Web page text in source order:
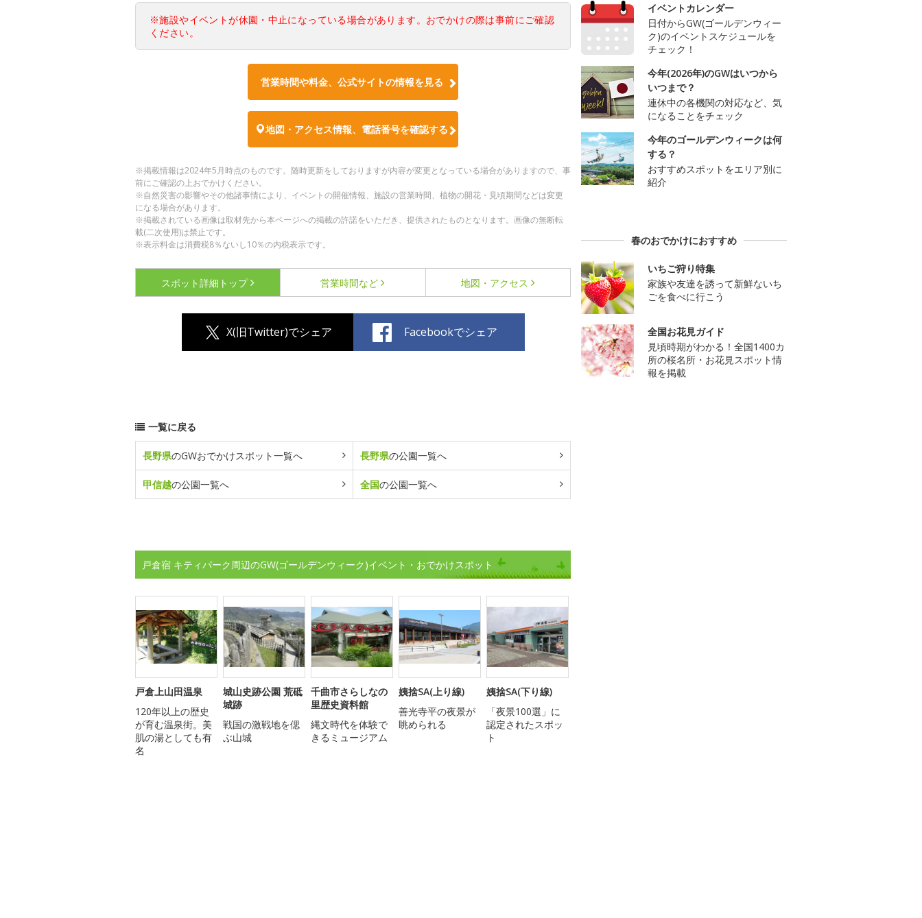
※施設やイベントが休園・中止になっている場合があります。おでかけの際は事前にご確認
ください。
営業時間や料金、公式サイトの情報を見る
地図・アクセス情報、電話番号を確認する
※掲載情報は2024年5月時点のものです。随時更新をしておりますが内容が変更となっている場合がありますので、事
前にご確認の上おでかけください。
※自然災害の影響やその他諸事情により、イベントの開催情報、施設の営業時間、植物の開花・見頃期間などは変更
になる場合があります。
※掲載されている画像は取材先から本ページへの掲載の許諾をいただき、提供されたものとなります。画像の無断転
載(二次使用)は禁止です。
※表示料金は消費税8％ないし10％の内税表示です。
スポット詳細 トップ 営業時間など 地図・アクセス
X(旧Twitter)でシェア Facebookでシェア
一覧に戻る
長野県のGWおでかけスポット一覧へ 長野県の公園一覧へ
甲信越の公園一覧へ 全国の公園一覧へ
戸倉宿 キティパーク周辺のGW(ゴールデンウィーク)イベント・おでかけスポット
戸倉上山田温泉
120年以上の歴史
が育む温泉街。美
肌の湯としても有
名
城山史跡公園 荒砥
城跡
戦国の激戦地を偲
ぶ山城
千曲市さらしなの
里歴史資料館
縄文時代を体験で
きるミュージアム
姨捨SA(上り線)
善光寺平の夜景が
眺められる
姨捨SA(下り線)
「夜景100選」に
認定されたスポッ
ト
イベントカレンダー
日付からGW(ゴールデンウィー
ク)のイベントスケジュールを
チェック！
今年(2026年)のGWはいつから
いつまで？
連休中の各機関の対応など、気
になることをチェック
今年のゴールデンウィークは何
する？
おすすめスポットをエリア別に
紹介
春のおでかけにおすすめ
いちご狩り特集
家族や友達を誘って新鮮ないち
ごを食べに行こう
全国お花見ガイド
見頃時期がわかる！全国1400カ
所の桜名所・お花見スポット情
報を掲載